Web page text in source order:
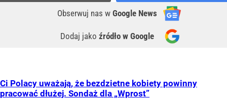
Obserwuj nas w Google News
Dodaj jako źródło w Google
Ci Polacy uważają, że bezdzietne kobiety powinny
pracować dłużej. Sondaż dla „Wprost”